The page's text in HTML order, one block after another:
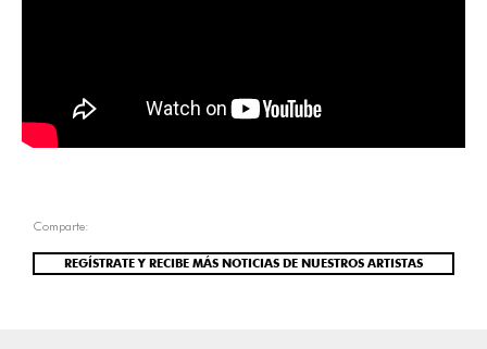
Comparte:
REGÍSTRATE Y RECIBE MÁS NOTICIAS DE NUESTROS ARTISTAS